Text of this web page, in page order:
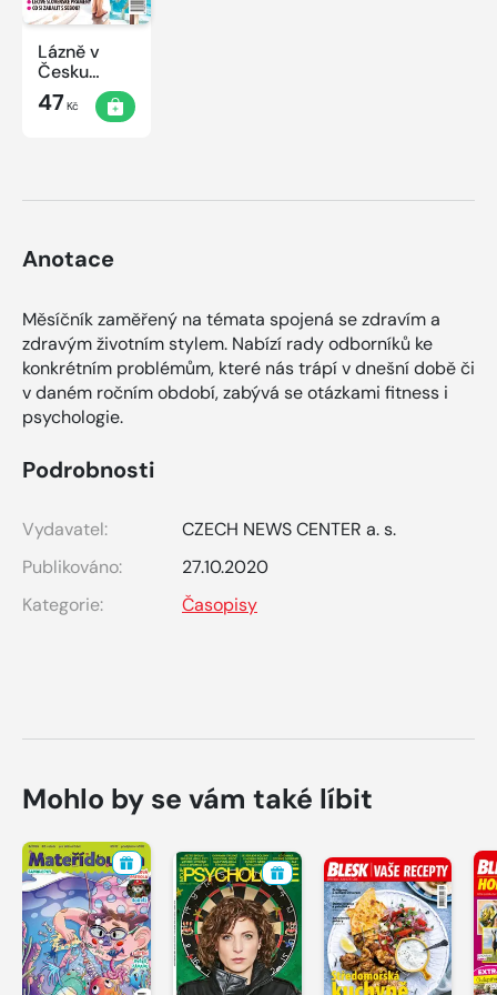
Lázně v
Česku
2020
47 Kč
Anotace
Měsíčník zaměřený na témata spojená se zdravím a
zdravým životním stylem. Nabízí rady odborníků ke
konkrétním problémům, které nás trápí v dnešní době či
v daném ročním období, zabývá se otázkami fitness i
psychologie.
Podrobnosti
Vydavatel:
CZECH NEWS CENTER a. s.
Publikováno:
27.10.2020
Kategorie:
Časopisy
Mohlo by se vám také líbit